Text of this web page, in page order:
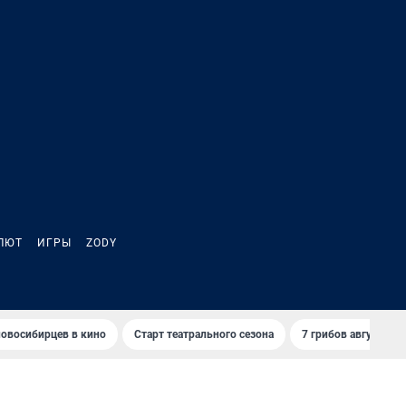
ИГРЫ ZODY
в кино Старт театрального сезона 7 грибов августа